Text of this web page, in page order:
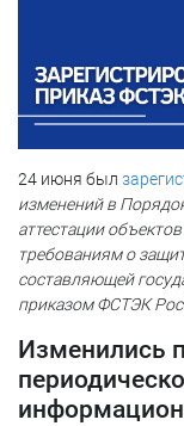
24 июня был
изменений в
аттестации
требованиям о
составляющей
приказом ФСТЭК
Изменились